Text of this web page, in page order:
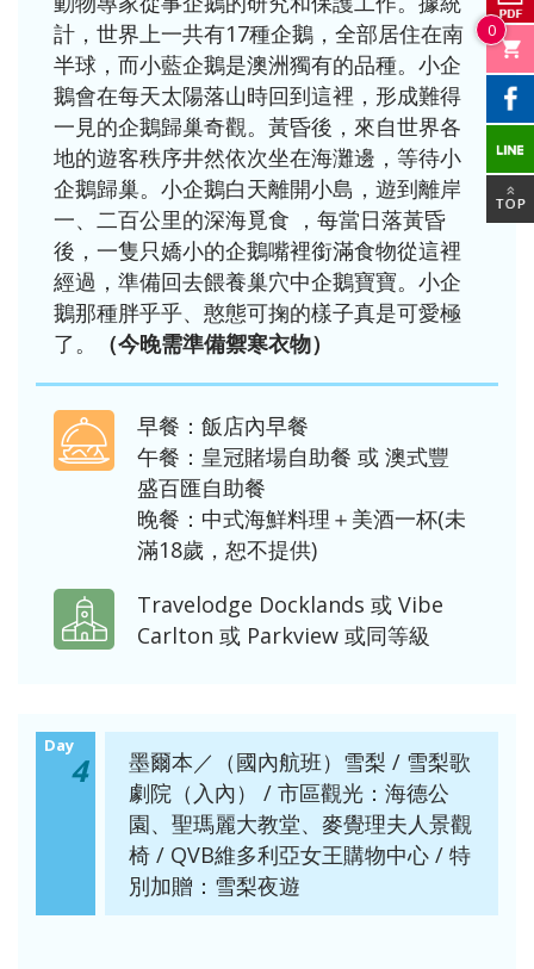
0
計，世界上一共有17種企鵝，全部居住在南
半球，而小藍企鵝是澳洲獨有的品種。小企
鵝會在每天太陽落山時回到這裡，形成難得
一見的企鵝歸巢奇觀。黃昏後，來自世界各
地的遊客秩序井然依次坐在海灘邊，等待小
企鵝歸巢。小企鵝白天離開小島，遊到離岸
一、二百公里的深海覓食 ，每當日落黃昏
後，一隻只嬌小的企鵝嘴裡銜滿食物從這裡
經過，準備回去餵養巢穴中企鵝寶寶。小企
鵝那種胖乎乎、憨態可掬的樣子真是可愛極
了。
（今晚需準備禦寒衣物）
早餐：飯店內早餐
午餐：皇冠賭場自助餐 或 澳式豐
盛百匯自助餐
晚餐：中式海鮮料理＋美酒一杯(未
滿18歲，恕不提供)
Travelodge Docklands 或 Vibe
Carlton 或 Parkview 或同等級
Day
4
墨爾本／（國內航班）雪梨 / 雪梨歌
劇院（入內） / 市區觀光：海德公
園、聖瑪麗大教堂、麥覺理夫人景觀
椅 / QVB維多利亞女王購物中心 / 特
別加贈：雪梨夜遊